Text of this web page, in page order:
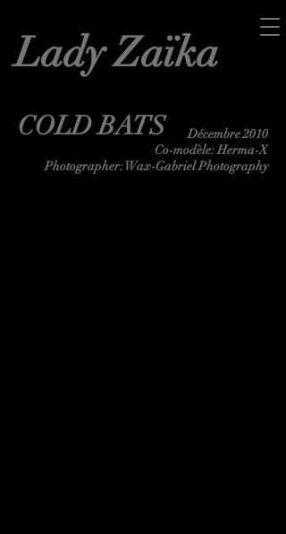
Lady Zaïka
COLD BATS
Décembre 2010
Co-modèle: Herma-X
Photographer: Wax-Gabriel Photography